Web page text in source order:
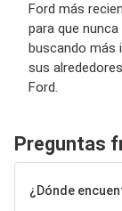
Ford más
para que
buscando más
sus
Ford.
Preguntas
¿Dónde